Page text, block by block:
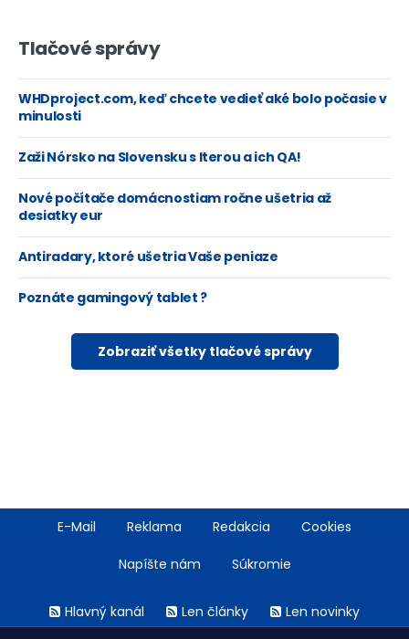
Tlačové správy
WHDproject.com, keď chcete vedieť aké bolo počasie v
minulosti
Zaži Nórsko na Slovensku s Iterou a ich QA!
Nové počítače domácnostiam ročne ušetria až
desiatky eur
Antiradary, ktoré ušetria Vaše peniaze
Poznáte gamingový tablet ?
Zobraziť všetky tlačové správy
FooterE-Mail Reklama Redakcia Cookies
Napíšte nám Súkromie
menuHlavný kanál Len články Len novinky